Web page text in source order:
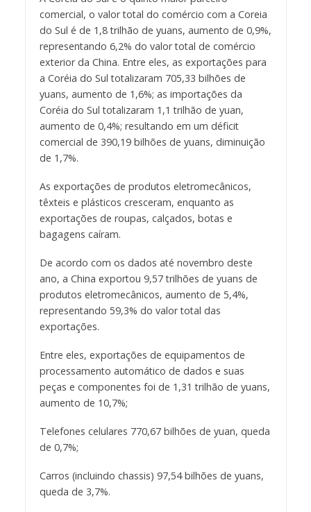
comercial, o valor total do comércio com a Coreia
do Sul é de 1,8 trilhão de yuans, aumento de 0,9%,
representando 6,2% do valor total de comércio
exterior da China. Entre eles, as exportações para
a Coréia do Sul totalizaram 705,33 bilhões de
yuans, aumento de 1,6%; as importações da
Coréia do Sul totalizaram 1,1 trilhão de yuan,
aumento de 0,4%; resultando em um déficit
comercial de 390,19 bilhões de yuans, diminuição
de 1,7%.
As exportações de produtos eletromecânicos,
têxteis e plásticos cresceram, enquanto as
exportações de roupas, calçados, botas e
bagagens caíram.
De acordo com os dados até novembro deste
ano, a China exportou 9,57 trilhões de yuans de
produtos eletromecânicos, aumento de 5,4%,
representando 59,3% do valor total das
exportações.
Entre eles, exportações de equipamentos de
processamento automático de dados e suas
peças e componentes foi de 1,31 trilhão de yuans,
aumento de 10,7%;
Telefones celulares 770,67 bilhões de yuan, queda
de 0,7%;
Carros (incluindo chassis) 97,54 bilhões de yuans,
queda de 3,7%.